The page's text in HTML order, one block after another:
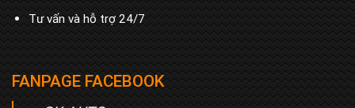
Tư vấn và hỗ trợ 24/7
FANPAGE FACEBOOK